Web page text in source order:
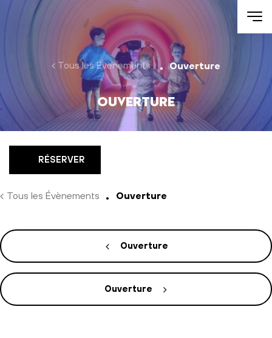
Aller au contenu
Tous les Évènements Ouverture
Ouverture
RÉSERVER
Tous les Évènements Ouverture
Ouverture
Ouverture